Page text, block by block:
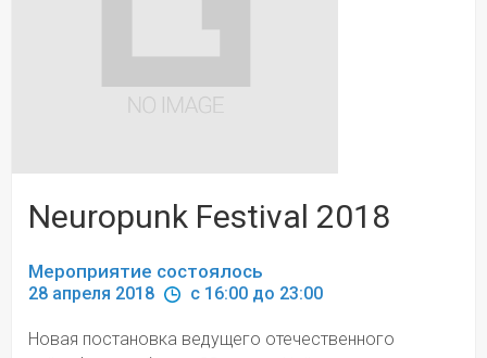
Neuropunk Festival 2018
Мероприятие состоялось
28 апреля 2018 c 16:00 до 23:00
Новая постановка ведущего отечественного